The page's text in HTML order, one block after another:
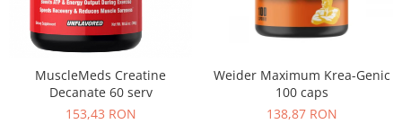
MuscleMeds Creatine
Decanate 60 serv
153,43 RON
Weider Maximum Krea-Genic
100 caps
138,87 RON